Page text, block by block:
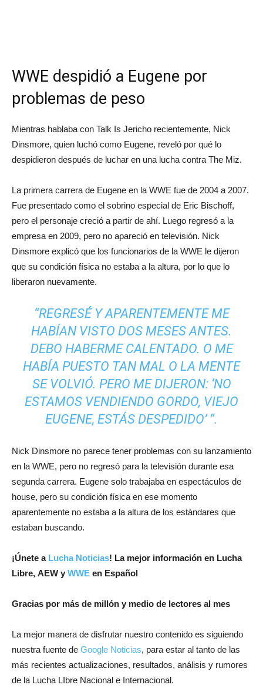
WWE despidió a Eugene por
problemas de peso
Mientras hablaba con Talk Is Jericho recientemente, Nick
Dinsmore, quien luchó como Eugene, reveló por qué lo
despidieron después de luchar en una lucha contra The Miz.
La primera carrera de Eugene en la WWE fue de 2004 a 2007.
Fue presentado como el sobrino especial de Eric Bischoff,
pero el personaje creció a partir de ahí. Luego regresó a la
empresa en 2009, pero no apareció en televisión. Nick
Dinsmore explicó que los funcionarios de la WWE le dijeron
que su condición física no estaba a la altura, por lo que lo
liberaron nuevamente.
“REGRESÉ Y APARENTEMENTE ME
HABÍAN VISTO DOS MESES ANTES.
DEBO HABERME CALENTADO. O ME
HABÍA PUESTO TAN MAL O LA MENTE
SE VOLVIÓ. PERO ME DIJERON: ‘NO
ESTAMOS VENDIENDO GORDO, VIEJO
EUGENE, ESTÁS DESPEDIDO’ “.
Nick Dinsmore no parece tener problemas con su lanzamiento
en la WWE, pero no regresó para la televisión durante esa
segunda carrera. Eugene solo trabajaba en espectáculos de
house, pero su condición física en ese momento
aparentemente no estaba a la altura de los estándares que
estaban buscando.
¡Únete a Lucha Noticias! La mejor información en Lucha
Libre, AEW y WWE en Español
Gracias por más de millón y medio de lectores al mes
La mejor manera de disfrutar nuestro contenido es siguiendo
nuestra fuente de Google Noticias, para estar al tanto de las
más recientes actualizaciones, resultados, análisis y rumores
de la Lucha LIbre Nacional e Internacional.